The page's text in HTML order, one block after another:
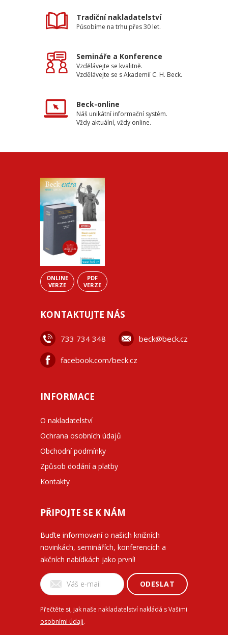
Tradiční nakladatelství
Působíme na trhu přes 30 let.
Semináře a Konference
Vzdělávejte se kvalitně.
Vzdělávejte se s Akademií C. H. Beck.
Beck-online
Náš unikátní informační systém.
Vždy aktuální, vždy online.
ONLINE
VERZE
PDF
VERZE
KONTAKTUJTE NÁS
733 734 348 beck@beck.cz
facebook.com/beck.cz
INFORMACE
O nakladatelství
Ochrana osobních údajů
Obchodní podmínky
Způsob dodání a platby
Kontakty
PŘIPOJTE SE K NÁM
Buďte informovaní o našich knižních
novinkách, seminářích, konferencích a
akčních nabídkách jako první!
ODESLAT
Přečtěte si, jak naše nakladatelství nakládá s Vašimi
osobními údaji.